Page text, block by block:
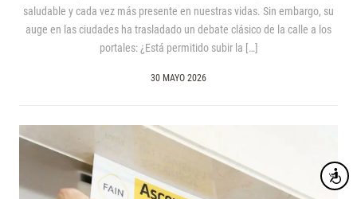
saludable y cada vez más presente en nuestras vidas. Sin embargo, su
auge en las ciudades ha trasladado un debate clásico de la calle a los
portales: ¿Está permitido subir la […]
30 MAYO 2026